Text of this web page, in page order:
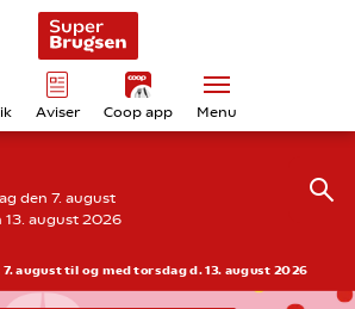
Aviser Coop app Menu
den 7. august
13. august 2026
august til og med torsdag d. 13. august 2026